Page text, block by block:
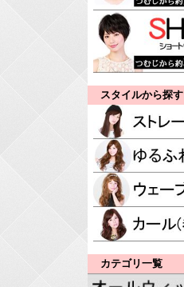
スタイルから探す
カテゴリ一覧